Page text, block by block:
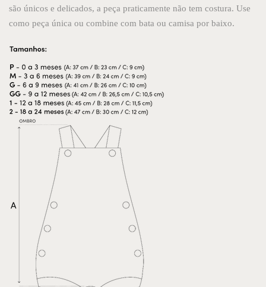
são únicos e delicados, a peça praticamente não tem costura. Use
como peça única ou combine com bata ou camisa por baixo.